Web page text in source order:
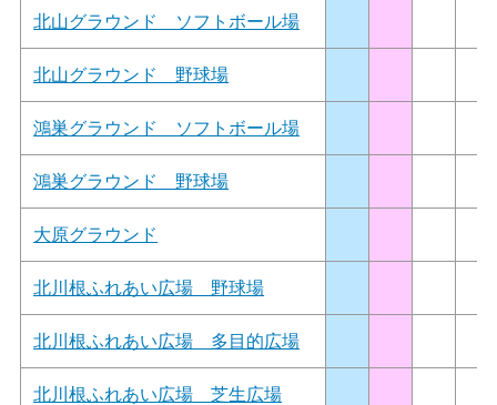
北山グラウンド ソフトボール場
北山グラウンド 野球場
鴻巣グラウンド ソフトボール場
鴻巣グラウンド 野球場
大原グラウンド
北川根ふれあい広場 野球場
北川根ふれあい広場 多目的広場
北川根ふれあい広場 芝生広場